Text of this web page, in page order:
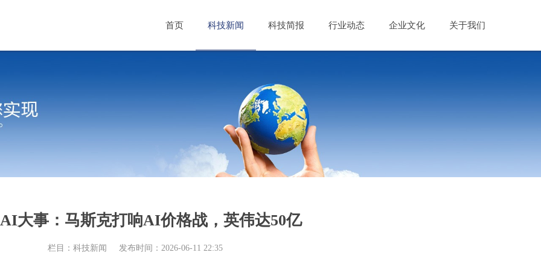
首页 科技新闻 科技简报 行业动态 企业文化 关于我们
大事：马斯克打响AI价格战，英伟达50亿
栏目：科技新闻 发布时间：2026-06-11 22:35